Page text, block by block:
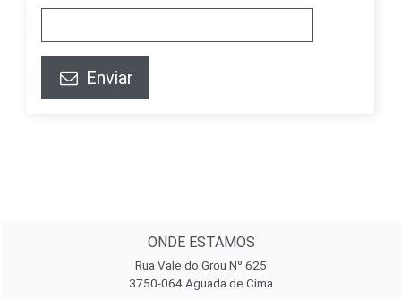
Enviar
ONDE ESTAMOS
Rua Vale do Grou Nº 625
3750-064 Aguada de Cima